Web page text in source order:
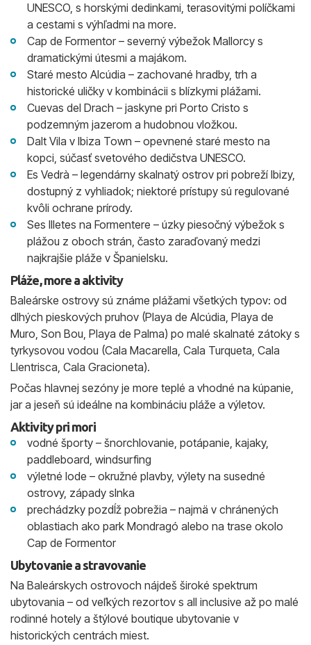
UNESCO, s horskými dedinkami, terasovitými políčkami
a cestami s výhľadmi na more.
Cap de Formentor – severný výbežok Mallorcy s
dramatickými útesmi a majákom.
Staré mesto Alcúdia – zachované hradby, trh a
historické uličky v kombinácii s blízkymi plážami.
Cuevas del Drach – jaskyne pri Porto Cristo s
podzemným jazerom a hudobnou vložkou.
Dalt Vila v Ibiza Town – opevnené staré mesto na
kopci, súčasť svetového dedičstva UNESCO.
Es Vedrà – legendárny skalnatý ostrov pri pobreží Ibizy,
dostupný z vyhliadok; niektoré prístupy sú regulované
kvôli ochrane prírody.
Ses Illetes na Formentere – úzky piesočný výbežok s
plážou z oboch strán, často zaraďovaný medzi
najkrajšie pláže v Španielsku.
Pláže, more a aktivity
Baleárske ostrovy sú známe plážami všetkých typov: od
dlhých pieskových pruhov (Playa de Alcúdia, Playa de
Muro, Son Bou, Playa de Palma) po malé skalnaté zátoky s
tyrkysovou vodou (Cala Macarella, Cala Turqueta, Cala
Llentrisca, Cala Gracioneta).
Počas hlavnej sezóny je more teplé a vhodné na kúpanie,
jar a jeseň sú ideálne na kombináciu pláže a výletov.
Aktivity pri mori
vodné športy – šnorchlovanie, potápanie, kajaky,
paddleboard, windsurfing
výletné lode – okružné plavby, výlety na susedné
ostrovy, západy slnka
prechádzky pozdĺž pobrežia – najmä v chránených
oblastiach ako park Mondragó alebo na trase okolo
Cap de Formentor
Ubytovanie a stravovanie
Na Baleárskych ostrovoch nájdeš široké spektrum
ubytovania – od veľkých rezortov s all inclusive až po malé
rodinné hotely a štýlové boutique ubytovanie v
historických centrách miest.